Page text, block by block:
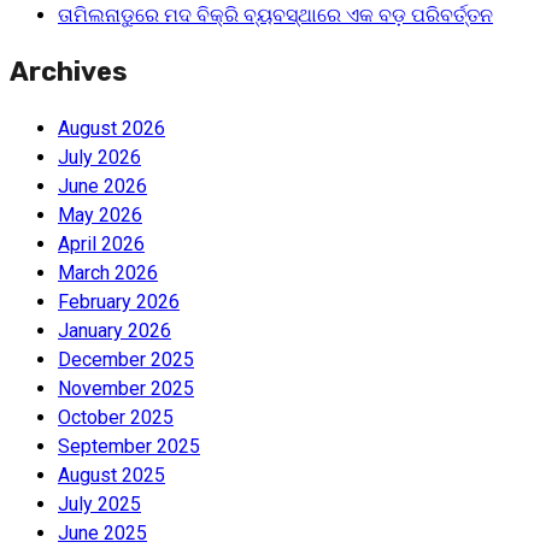
ତାମିଲନାଡୁରେ ମଦ ବିକ୍ରି ବ୍ୟବସ୍ଥାରେ ଏକ ବଡ଼ ପରିବର୍ତ୍ତନ
Archives
August 2026
July 2026
June 2026
May 2026
April 2026
March 2026
February 2026
January 2026
December 2025
November 2025
October 2025
September 2025
August 2025
July 2025
June 2025